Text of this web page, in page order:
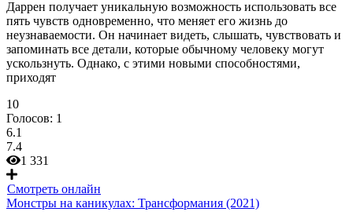
Даррен получает уникальную возможность использовать все
пять чувств одновременно, что меняет его жизнь до
неузнаваемости. Он начинает видеть, слышать, чувствовать и
запоминать все детали, которые обычному человеку могут
ускользнуть. Однако, с этими новыми способностями,
приходят
10
Голосов: 1
6.1
7.4
1 331
Смотреть онлайн
Монстры на каникулах: Трансформания (2021)